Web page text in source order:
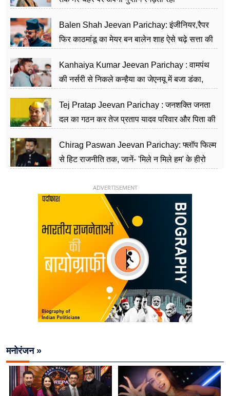
Balen Shah Jeevan Parichay: इंजीनियर,रैपर
फिर काठमांडू का मेयर बन बालेन शाह ऐसे चढ़े सत्ता की
Kanhaiya Kumar Jeevan Parichay : वामपंथ
की नर्सरी से निकले कन्हैया का जेएनयू में बजा डंका,
Tej Pratap Jeevan Parichay : जनशक्ति जनता
दल का गठन कर तेज प्रताप यादव परिवार और पिता की
Chirag Paswan Jeevan Parichay: फ्लॉप फिल्म
से हिट राजनीति तक, जानें- 'मिले न मिले हम' के हीरो
ADVERTISEMENT
मनोरंजन »